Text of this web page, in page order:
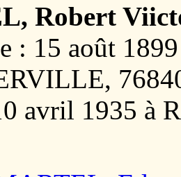
Robert
: 15 août
avril 1935 à